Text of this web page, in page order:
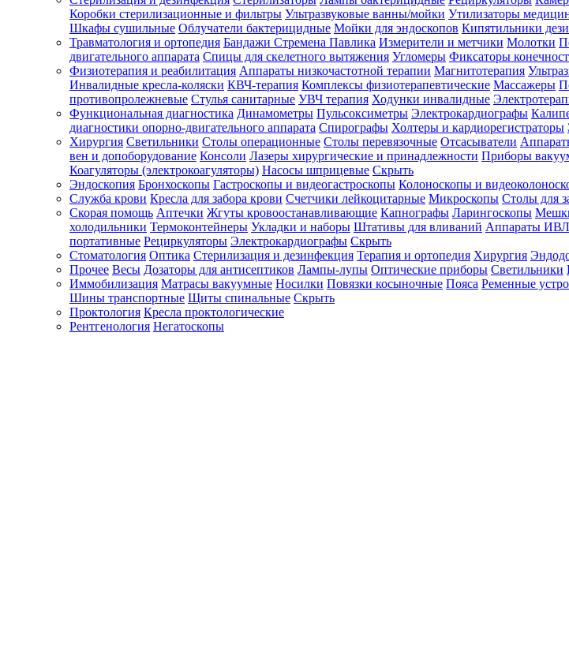
Зарегистрироваться
Зачем
регистрироваться?
Все
покупки
в
одном
месте
Личный
менеджер
Отслеживание
статуса
заказа
Коробки стерилизационные и фильтры Ультразвуковые ванны/мойки Утилизаторы
Шкафы сушильные Облучатели бактерицидные Мойки для эндоскопов Кипятильники
Травматология и ортопедия Бандажи Стремена Павлика Измерители и метчики Молотки
двигательного аппарата Спицы для скелетного вытяжения Угломеры Фиксаторы
Физиотерапия и реабилитация Аппараты низкочастотной терапии Магнитотерапия
Инвалидные кресла-коляски КВЧ-терапия Комплексы физиотерапевтические Массажеры
противопролежневые Стулья санитарные УВЧ терапия Ходунки инвалидные
Функциональная диагностика Динамометры Пульсоксиметры Электрокардиографы
диагностики опорно-двигательного аппарата Спирографы Холтеры и кардиорегистраторы
Хирургия Светильники Столы операционные Столы перевязочные Отсасыватели
вен и допоборудование Консоли Лазеры хирургические и принадлежности Приборы
Коагуляторы (электрокоагуляторы) Насосы шприцевые Скрыть
Эндоскопия Бронхоскопы Гастроскопы и видеогастроскопы Колоноскопы и
Служба крови Кресла для забора крови Счетчики лейкоцитарные Микроскопы Столы для
Скорая помощь Аптечки Жгуты кровоостанавливающие Капнографы Ларингоскопы
холодильники Термоконтейнеры Укладки и наборы Штативы для вливаний Аппараты ИВЛ
портативные Рециркуляторы Электрокардиографы Скрыть
Стоматология Оптика Стерилизация и дезинфекция Терапия и ортопедия Хирургия
Прочее Весы Дозаторы для антисептиков Лампы-лупы Оптические приборы Светильники
Иммобилизация Матрасы вакуумные Носилки Повязки косыночные Пояса Ременные
Шины транспортные Щиты спинальные Скрыть
Проктология Кресла проктологические
Рентгенология Негатоскопы